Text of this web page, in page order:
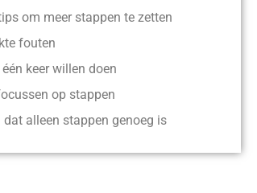
om meer stappen te zetten
fouten
keer willen doen
op stappen
dat alleen stappen genoeg is